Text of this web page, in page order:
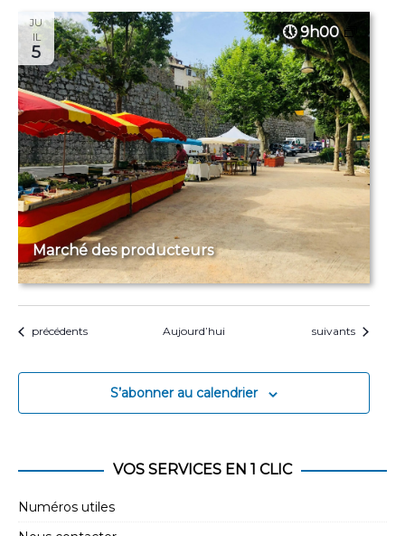
JU
IL
5
9h00
Marché des producteurs
Évènements
précédents Aujourd’hui Évènements
suivants
S’abonner au calendrier
VOS SERVICES EN 1 CLIC
Numéros utiles